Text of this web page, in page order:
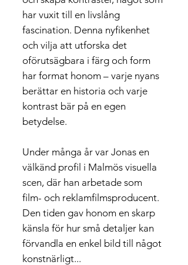
har vuxit till en livslång
fascination. Denna nyfikenhet
och vilja att utforska det
oförutsägbara i färg och form
har format honom – varje nyans
berättar en historia och varje
kontrast bär på en egen
betydelse.
Under många år var Jonas en
välkänd profil i Malmös visuella
scen, där han arbetade som
film- och reklamfilmsproducent.
Den tiden gav honom en skarp
känsla för hur små detaljer kan
förvandla en enkel bild till något
konstnärligt...